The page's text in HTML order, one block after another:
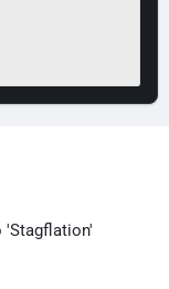
'Stagflation'